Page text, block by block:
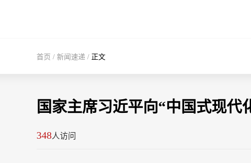
首页 / 新闻速递 / 正文
国家主席习近平向“中国式现代
348人访问